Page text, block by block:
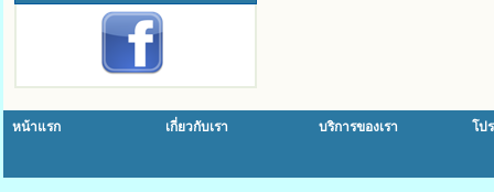
หน้าแรก เกี่ยวกับเรา บริการของเรา โป